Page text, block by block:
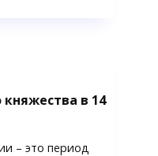
в 14
– это период